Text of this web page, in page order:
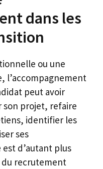
dans les
ou une
l’accompagnement
peut avoir
son projet, refaire
identifier les
ses
d’autant plus
recrutement